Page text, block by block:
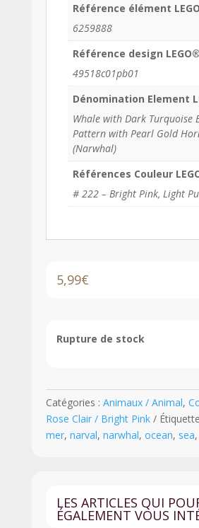
Référence élément
6259888
Référence design LEGO®
49518c01pb01
Dénomination Element
Whale with Dark Turquoise
Pattern with Pearl Gold
(Narwhal)
Références Couleur
# 222 – Bright Pink, Light
5,99€
Rupture de stock
Catégories : Animaux / Animal,
Rose Clair / Bright Pink
mer, narval, narwhal, ocean, sea,
LES ARTICLES QUI
ÉGALEMENT VOUS